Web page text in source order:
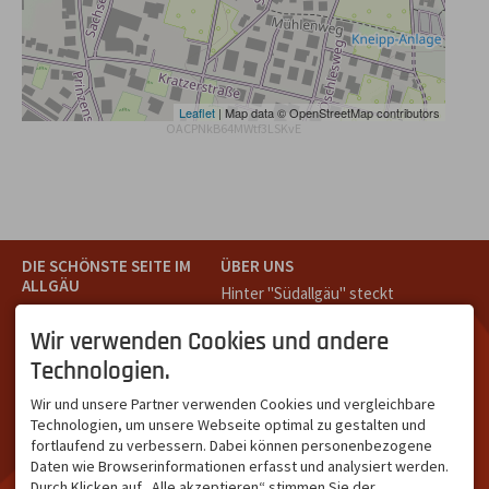
Leaflet | Map data © OpenStreetMap contributors
OACPNkB64MWtf3LSKvE
DIE SCHÖNSTE SEITE IM
ALLGÄU
Teil des Oberallgäus. Es
verbindet die Tourismus-
Destinationen Oberstdorf,
Kleinwalsertal und beliebte
Urlaubsziele wie die
Hörnerdörfer, Alpsee-
Grünten, Oberstaufen oder
ÜBER UNS
Hinter "Südallgäu" steckt
Oberstdorf.
Unser Ziel ist ein attraktives
Leistungsträger im
südlichen Oberallgäu eine
starke Plattform bietet.
Wir verwenden Cookies und andere
Technologien.
Wir und unsere Partner verwenden Cookies und vergleichbare
Technologien, um unsere Webseite optimal zu gestalten und
fortlaufend zu verbessern. Dabei können personenbezogene
Daten wie Browserinformationen erfasst und analysiert werden.